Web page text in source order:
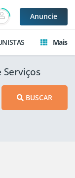
Anuncie
Mais
BUSCAR